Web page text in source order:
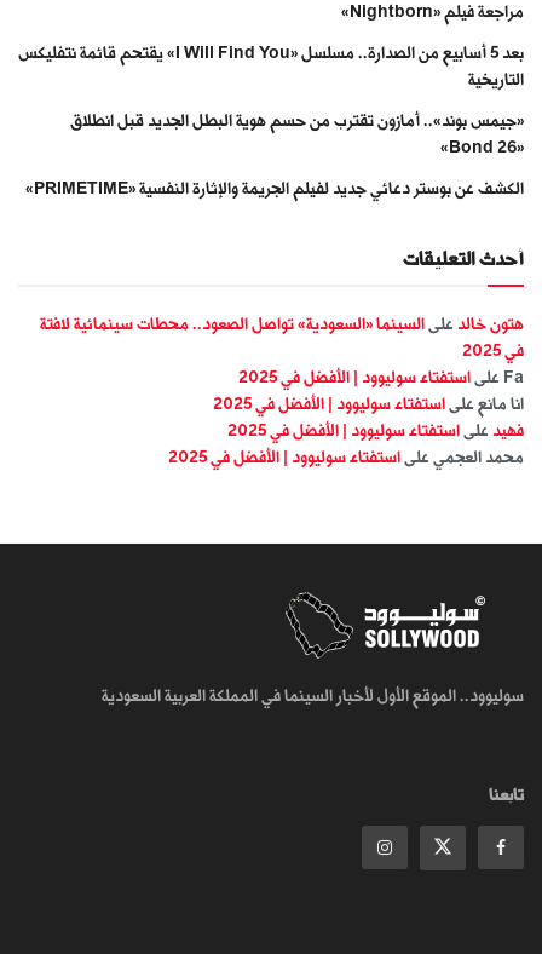
مراجعة فيلم «Nightborn»
بعد 5 أسابيع من الصدارة.. مسلسل «I Will Find You» يقتحم قائمة نتفليكس
التاريخية
«جيمس بوند».. أمازون تقترب من حسم هوية البطل الجديد قبل انطلاق
«Bond 26»
الكشف عن بوستر دعائي جديد لفيلم الجريمة والإثارة النفسية «PRIMETIME»
أحدث التعليقات
هتون خالد على السينما «السعودية» تواصل الصعود.. محطات سينمائية لافتة
في 2025
Fa على استفتاء سوليوود | الأفضل في 2025
انا مانع على استفتاء سوليوود | الأفضل في 2025
فهيد على استفتاء سوليوود | الأفضل في 2025
محمد العجمي على استفتاء سوليوود | الأفضل في 2025
سوليوود.. الموقع الأول لأخبار السينما في المملكة العربية السعودية
تابعنا